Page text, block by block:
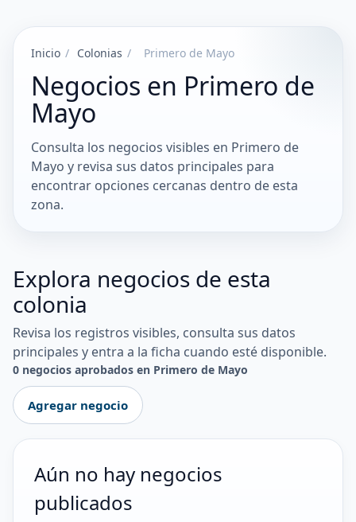
Inicio / Colonias / Primero de Mayo
Negocios en Primero de
Mayo
Consulta los negocios visibles en Primero de
Mayo y revisa sus datos principales para
encontrar opciones cercanas dentro de esta
zona.
Explora negocios de esta
colonia
Revisa los registros visibles, consulta sus datos
principales y entra a la ficha cuando esté disponible.
0 negocios aprobados en Primero de Mayo
Agregar negocio
Aún no hay negocios
publicados